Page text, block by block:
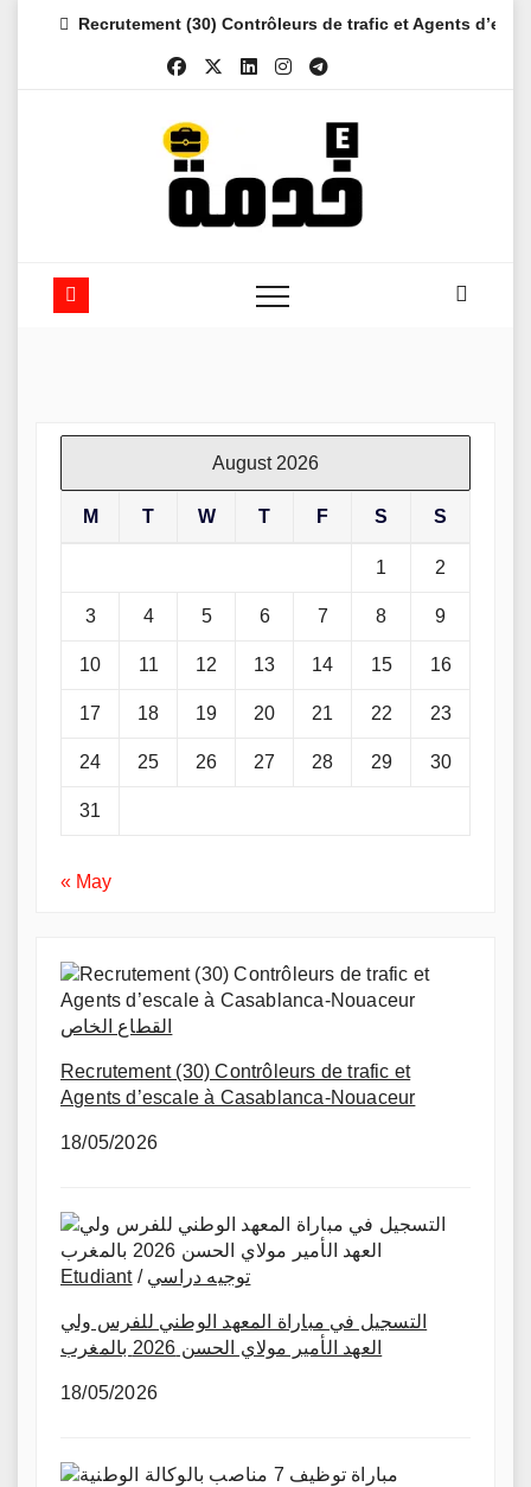
Recrutement (30) Contrôleurs de trafic et Agents
August 2026
M T W T F S S
1 2
3 4 5 6 7 8 9
10 11 12 13 14 15 16
17 18 19 20 21 22 23
24 25 26 27 28 29 30
31
« May
القطاع الخاص
Recrutement (30) Contrôleurs de trafic et
Agents d’escale à Casablanca-Nouaceur
18/05/2026
Etudiant/ توجيه دراسي
التسجيل في مباراة المعهد الوطني للفرس ولي
العهد الأمير مولاي الحسن 2026 بالمغرب
18/05/2026